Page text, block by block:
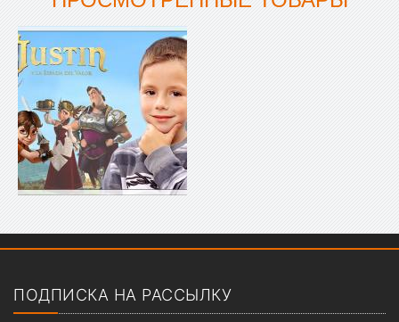
ПОДПИСКА НА РАССЫЛКУ